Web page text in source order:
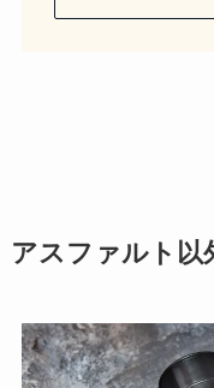
アスファルト以